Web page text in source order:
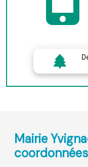
Mairie
coordonnées